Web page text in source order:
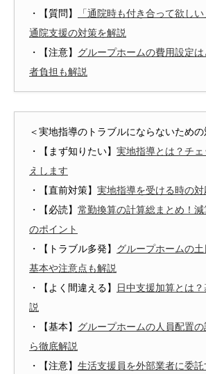
・【質問】
「通院時も付き合って欲し
通院支援の対策を解説
・【注意】 グループホームの費用設定
者負担も解説
＜実地指導のトラブルにならないための
・【まず知りたい】 実地指導とは？チ
えします
・【直前対策】 実地指導を受ける時の対
・【必読】 常勤換算の計算総まとめ！
のポイント
・【トラブル多発】 グループホームの
基本や注意点も解説
・【よく間違える】
日中支援加算とは
説
・【基本】 グループホームの人員配置
ら徹底解説
・【注意】 生活支援員を外部業者に委